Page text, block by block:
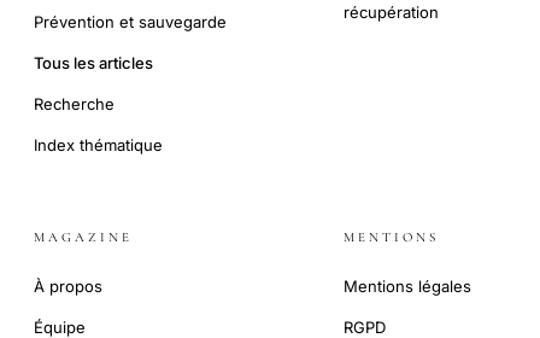
Prévention et sauvegarde
Tous les articles
Recherche
Index thématique
récupération
MAGAZINE
À propos
Équipe
MENTIONS
Mentions légales
RGPD